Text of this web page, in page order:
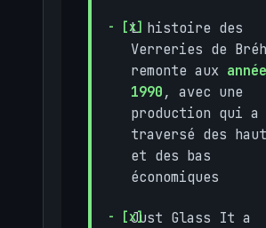
L histoire des
Verreries de
remonte aux
1990, avec une
production qui a
traversé des
et des bas
économiques
Just Glass It a